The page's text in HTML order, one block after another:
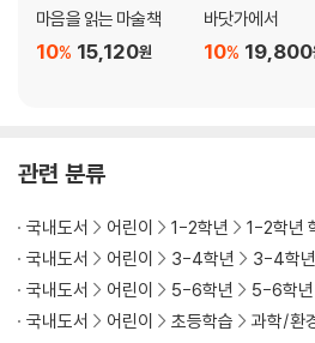
마음을 읽는 마술책
15,120원
10%
바닷가에서
19,800
10%
관련 분류
국내도서 어린이 1-2학년 1-2학년
국내도서
어린이 3-4학년 3-4학
국내도서
어린이 5-6학년 5-6학년
국내도서
어린이 초등학습 과학/환